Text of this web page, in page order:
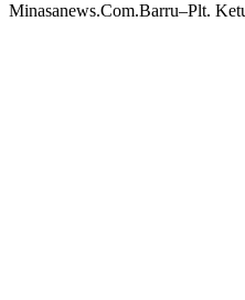
Minasanews.Com.Barru–Plt.